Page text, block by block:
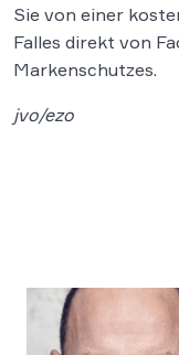
Sie von einer
Falles direkt von
Markenschutzes.
jvo/ezo